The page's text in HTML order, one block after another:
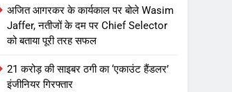
अजित आगरकर के कार्यकाल पर बोले Wasim
Jaffer, नतीजों के दम पर Chief Selector
को बताया पूरी तरह सफल
21 करोड़ की साइबर ठगी का ‘एकाउंट हैंडलर’
इंजीनियर गिरफ्तार